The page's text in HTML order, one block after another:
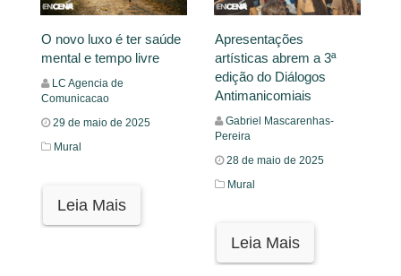
O novo luxo é ter saúde
mental e tempo livre
LC Agencia de
Comunicacao
29 de maio de 2025
Mural
Leia Mais
Apresentações
artísticas abrem a 3ª
edição do Diálogos
Antimanicomiais
Gabriel Mascarenhas-
Pereira
28 de maio de 2025
Mural
Leia Mais